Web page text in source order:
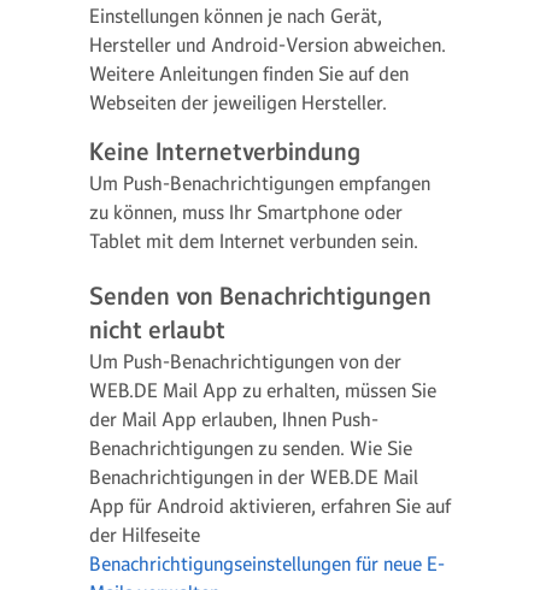
Einstellungen können je nach Gerät,
Hersteller und Android-Version abweichen.
Weitere Anleitungen finden Sie auf den
Webseiten der jeweiligen Hersteller.
Keine Internetverbindung
Um Push-Benachrichtigungen empfangen
zu können, muss Ihr Smartphone oder
Tablet mit dem Internet verbunden sein.
Senden von Benachrichtigungen
nicht erlaubt
Um Push-Benachrichtigungen von der
WEB.DE Mail App zu erhalten, müssen Sie
der Mail App erlauben, Ihnen Push-
Benachrichtigungen zu senden. Wie Sie
Benachrichtigungen in der WEB.DE Mail
App für Android aktivieren, erfahren Sie auf
der Hilfeseite
Benachrichtigungseinstellungen für neue E-